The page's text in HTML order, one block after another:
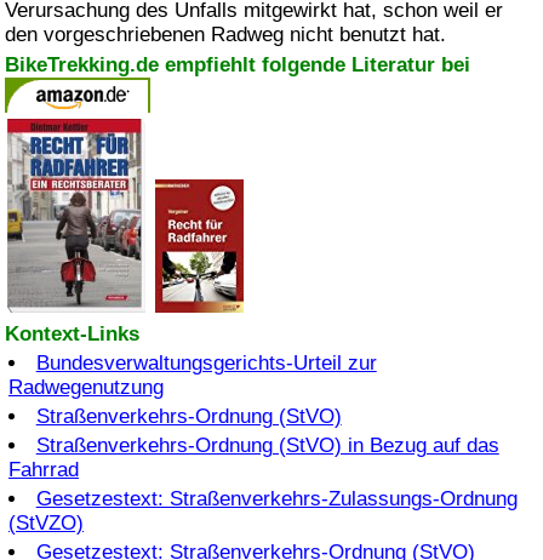
Verursachung des Unfalls mitgewirkt hat, schon weil er
den vorgeschriebenen Radweg nicht benutzt hat.
BikeTrekking.de empfiehlt folgende Literatur bei
Kontext-Links
Bundesverwaltungsgerichts-Urteil zur
Radwegenutzung
Straßenverkehrs-Ordnung (StVO)
Straßenverkehrs-Ordnung (StVO) in Bezug auf das
Fahrrad
Gesetzestext: Straßenverkehrs-Zulassungs-Ordnung
(StVZO)
Gesetzestext: Straßenverkehrs-Ordnung (StVO)